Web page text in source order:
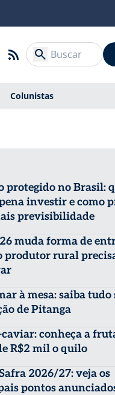
Colunistas
protegido no Brasil:
investir e como
previsibilidade
muda forma de
produtor rural
à mesa: saiba tudo
de Pitanga
conheça a
R$2 mil o quilo
2026/27: veja os
pontos